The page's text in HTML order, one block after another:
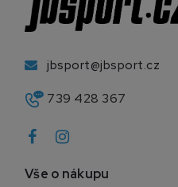
jbsport@jbsport.cz
739 428 367
Vše o nákupu